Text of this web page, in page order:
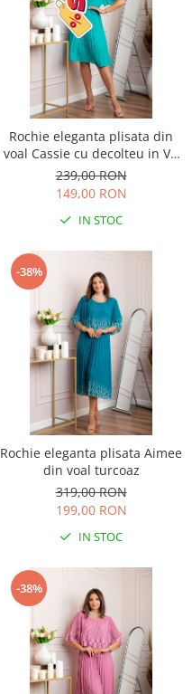
Rochie eleganta plisata din
voal Cassie cu decolteu in V -
Turcoaz aqua
239,00 RON
149,00 RON
IN STOC
-38%
Rochie eleganta plisata Aimee
din voal turcoaz
319,00 RON
199,00 RON
IN STOC
-38%